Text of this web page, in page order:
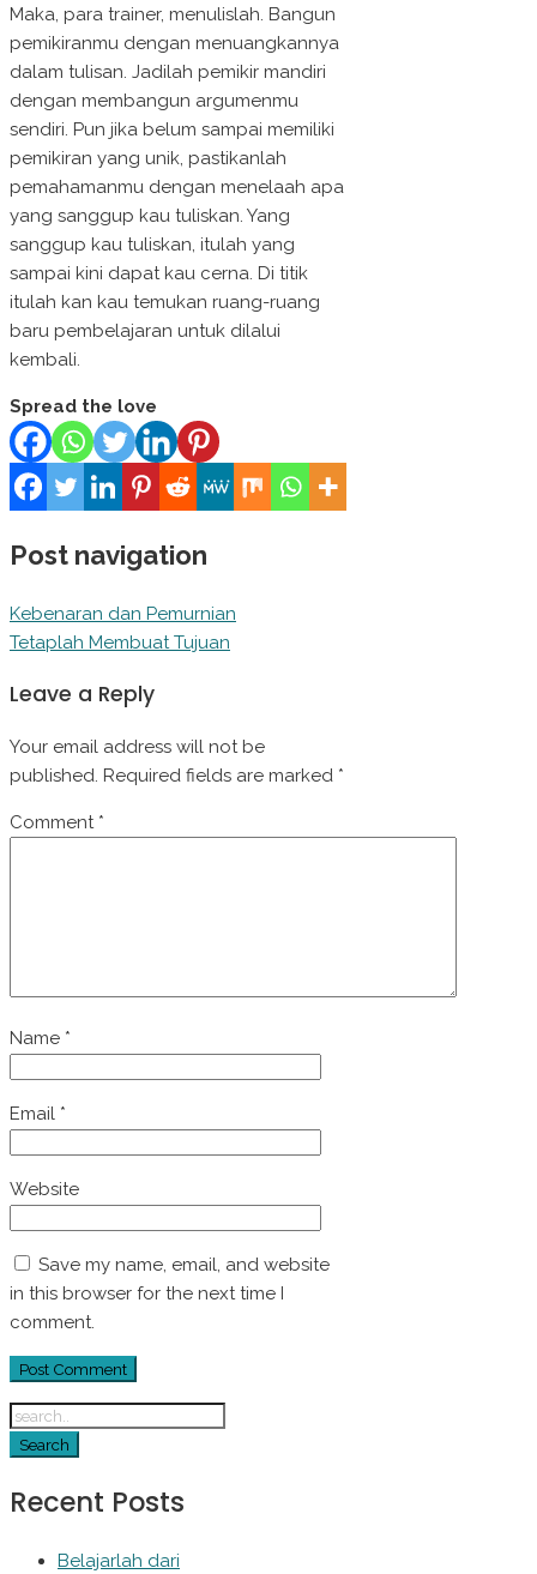
Maka, para trainer, menulislah. Bangun
pemikiranmu dengan menuangkannya
dalam tulisan. Jadilah pemikir mandiri
dengan membangun argumenmu
sendiri. Pun jika belum sampai memiliki
pemikiran yang unik, pastikanlah
pemahamanmu dengan menelaah apa
yang sanggup kau tuliskan. Yang
sanggup kau tuliskan, itulah yang
sampai kini dapat kau cerna. Di titik
itulah kan kau temukan ruang-ruang
baru pembelajaran untuk dilalui
kembali.
Spread the love
Post navigation
Kebenaran dan Pemurnian
Tetaplah Membuat Tujuan
Leave a Reply
Your email address will not be
published. Required fields are marked *
Comment *
Name *
Email *
Website
Save my name, email, and website
in this browser for the next time I
comment.
Recent Posts
Belajarlah dari